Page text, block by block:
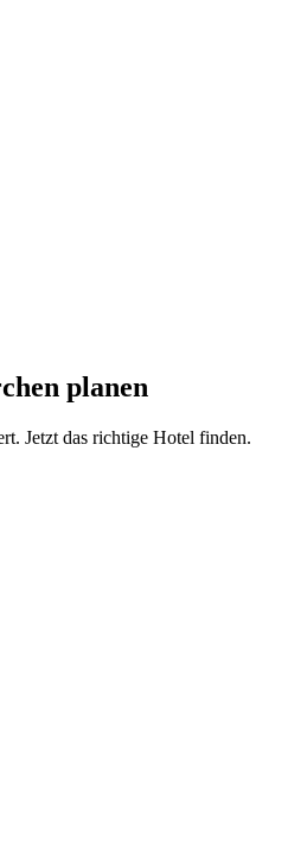
planen
Jetzt das richtige Hotel finden.